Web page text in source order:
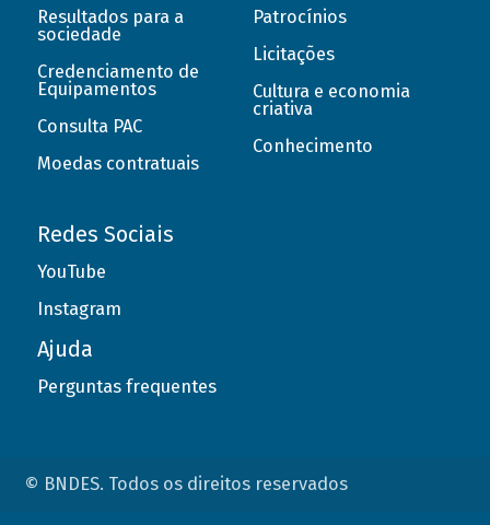
Resultados para a
sociedade
Credenciamento de
Equipamentos
Consulta PAC
Moedas contratuais
Patrocínios
Licitações
Cultura e economia
criativa
Conhecimento
Redes Sociais
YouTube
Instagram
Ajuda
Perguntas frequentes
© BNDES. Todos os direitos reservados